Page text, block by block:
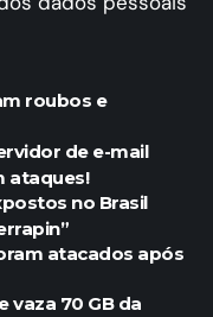
roubos e
de e-mail
ataques!
no Brasil
atacados após
vaza 70 GB da